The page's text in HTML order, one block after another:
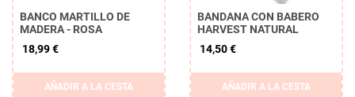
BANCO MARTILLO DE
MADERA - ROSA
18,99 €
AÑADIR A LA CESTA
BANDANA CON BABERO
HARVEST NATURAL
14,50 €
AÑADIR A LA CESTA